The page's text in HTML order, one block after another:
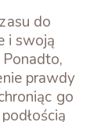
do
i swoją
prawdy
go